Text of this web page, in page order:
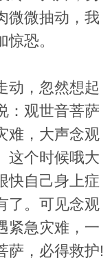
微微抽动，我
恐。
动，忽然想起
：观世音菩萨
难，大声念观
这个时候哦大
快自己身上症
了。可见念观
紧急灾难，一
萨，必得救护!